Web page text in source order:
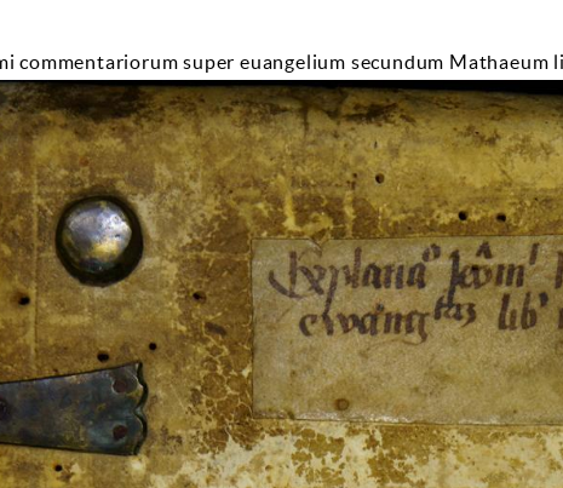
commentariorum super euangelium secundum Mathaeum